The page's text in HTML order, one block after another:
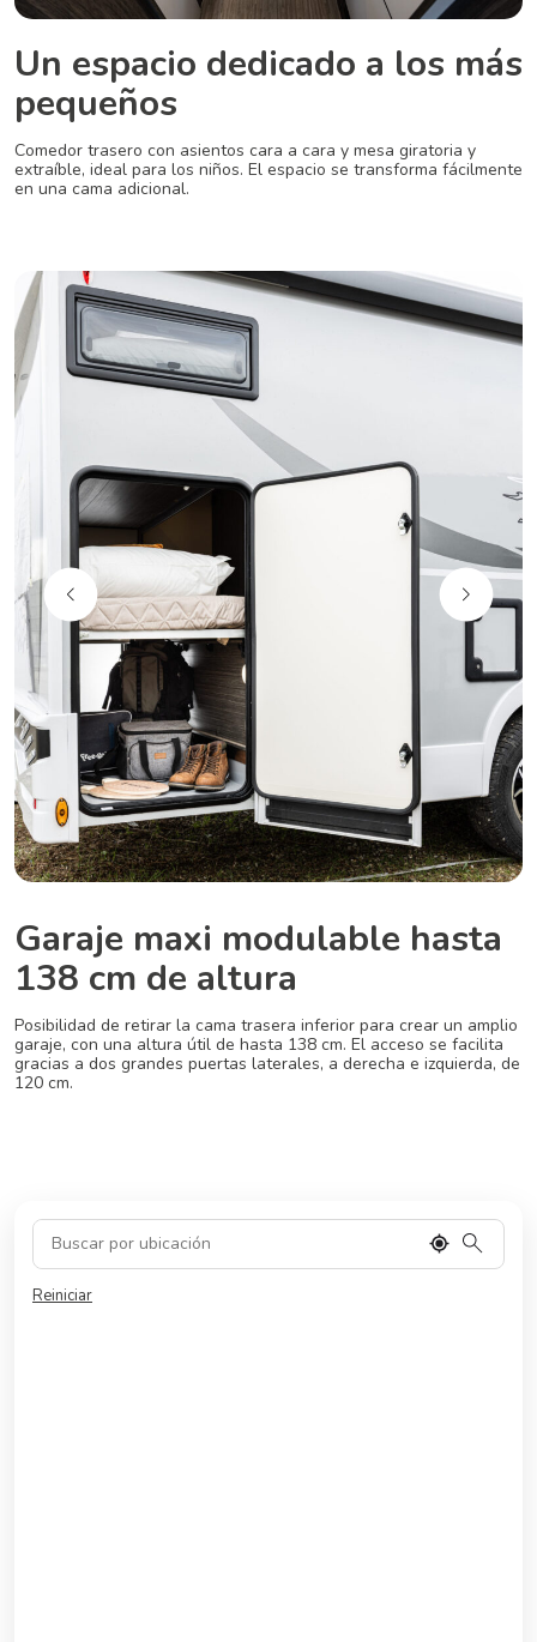
Un espacio dedicado a los más
pequeños
Comedor trasero con asientos cara a cara y mesa giratoria y
extraíble, ideal para los niños. El espacio se transforma fácilmente
en una cama adicional.
Garaje maxi modulable hasta
138 cm de altura
Posibilidad de retirar la cama trasera inferior para crear un amplio
garaje, con una altura útil de hasta 138 cm. El acceso se facilita
gracias a dos grandes puertas laterales, a derecha e izquierda, de
120 cm.
Reiniciar